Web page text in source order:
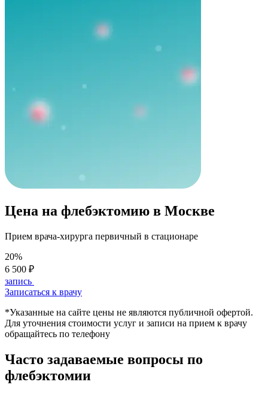
Цена на флебэктомию в Москве
Прием врача-хирурга первичный в стационаре
20%
6 500 ₽
запись
Записаться к врачу
*Указанные на сайте цены не являются публичной офертой.
Для уточнения стоимости услуг и записи на прием к врачу
обращайтесь по телефону
Часто задаваемые вопросы по
флебэктомии